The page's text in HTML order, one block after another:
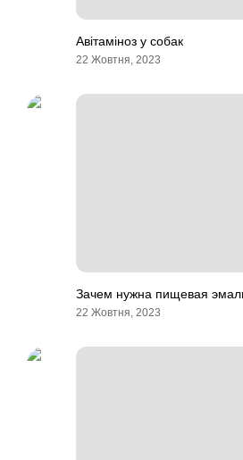
Авітаміноз у собак
22 Жовтня, 2023
Зачем нужна пищевая
22 Жовтня, 2023